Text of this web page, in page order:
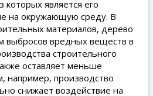
является его
на окружающую среду. В
материалов, дерево
выбросов вредных веществ в
строительного
оставляет меньше
например, производство
снижает воздействие на